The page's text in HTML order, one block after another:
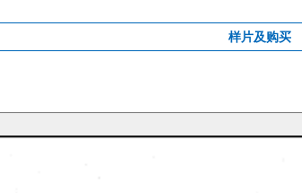
样片及购买